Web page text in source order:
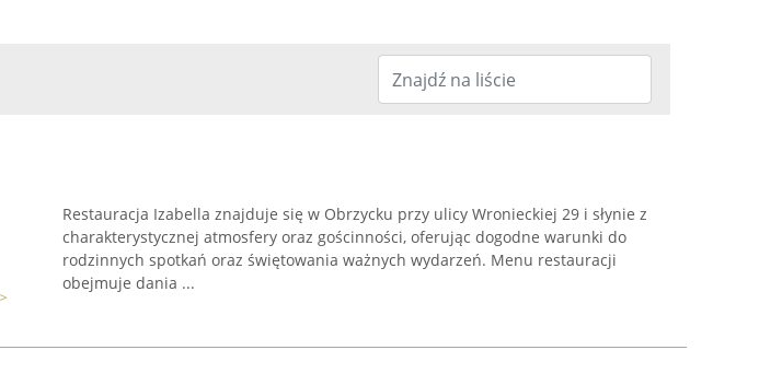
Restauracja Izabella znajduje się w Obrzycku przy ulicy Wronieckiej 29 i słynie z
charakterystycznej atmosfery oraz gościnności, oferując dogodne warunki do
rodzinnych spotkań oraz świętowania ważnych wydarzeń. Menu restauracji
obejmuje dania ...